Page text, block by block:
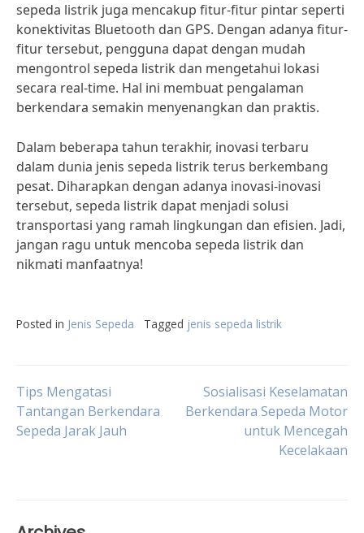
sepeda listrik juga mencakup fitur-fitur pintar seperti
konektivitas Bluetooth dan GPS. Dengan adanya fitur-
fitur tersebut, pengguna dapat dengan mudah
mengontrol sepeda listrik dan mengetahui lokasi
secara real-time. Hal ini membuat pengalaman
berkendara semakin menyenangkan dan praktis.
Dalam beberapa tahun terakhir, inovasi terbaru
dalam dunia jenis sepeda listrik terus berkembang
pesat. Diharapkan dengan adanya inovasi-inovasi
tersebut, sepeda listrik dapat menjadi solusi
transportasi yang ramah lingkungan dan efisien. Jadi,
jangan ragu untuk mencoba sepeda listrik dan
nikmati manfaatnya!
Posted in Jenis Sepeda Tagged jenis sepeda listrik
Post
navigation
Tips Mengatasi
Tantangan Berkendara
Sepeda Jarak Jauh
Sosialisasi Keselamatan
Berkendara Sepeda Motor
untuk Mencegah
Kecelakaan